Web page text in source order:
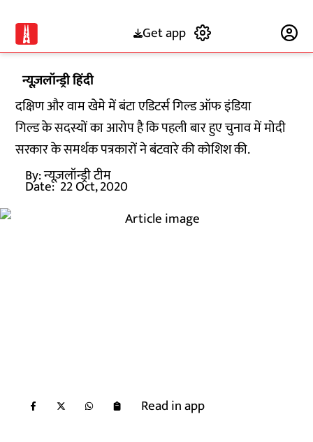
Get app
न्यूज़लॉन्ड्री हिंदी
दक्षिण और वाम खेमे में बंटा एडिटर्स गिल्ड ऑफ इंडिया
गिल्ड के सदस्यों का आरोप है कि पहली बार हुए चुनाव में मोदी
सरकार के समर्थक पत्रकारों ने बंटवारे की कोशिश की.
By:न्यूज़लॉन्ड्री टीम
Date: 22 Oct, 2020
Read in app